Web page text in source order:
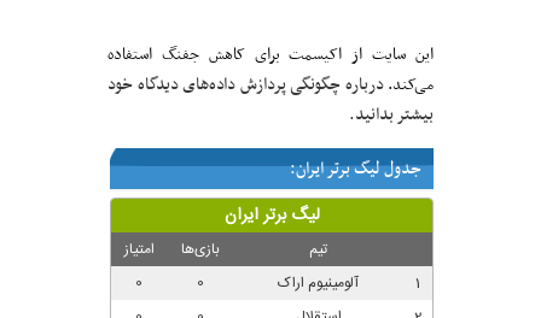
این سایت از اکیسمت برای کاهش جفنگ استفاده
می‌کند.درباره چگونگی پردازش داده‌های دیدگاه خود
بیشتر بدانید.
جدول لیگ برتر ایران: